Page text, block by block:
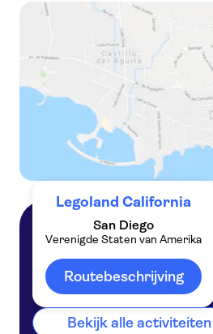
Dagticket voor LEGOLAND® California
Go City Los Angeles All-Inclusive Pass
Legoland California
San Diego
Verenigde Staten van Amerika
Routebeschrijving
Verenigde
Bekijk alle activiteiten